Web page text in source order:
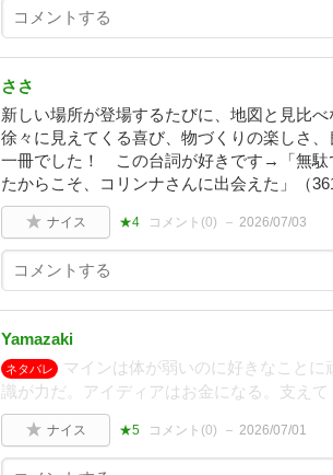
ささ
新しい場所が登場するたびに、地図と見比
徐々に見えてくる喜び、物づくりの楽しさ
一冊でした！ この台詞が好きです→「無駄
たからこそ、コリンナさんに出会えた」（
ナイス ★4 コメント(0) 2026/07/03
Yamazaki
ネタバレ
マインは体が弱いのに好きなこと
識が力だ。アイディアはお金になる。支え
ナイス ★5 コメント(0) 2026/07/01